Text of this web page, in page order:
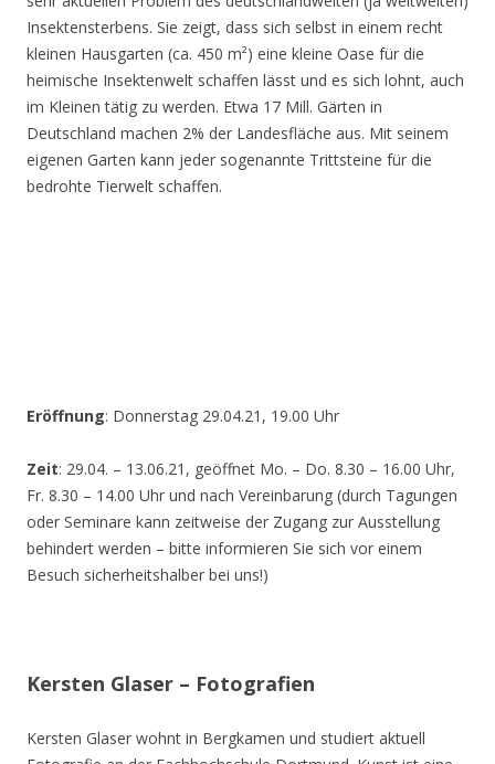
Insektensterbens. Sie zeigt, dass sich selbst in einem recht
kleinen Hausgarten (ca. 450 m²) eine kleine Oase für die
heimische Insektenwelt schaffen lässt und es sich lohnt, auch
im Kleinen tätig zu werden. Etwa 17 Mill. Gärten in
Deutschland machen 2% der Landesfläche aus. Mit seinem
eigenen Garten kann jeder sogenannte Trittsteine für die
bedrohte Tierwelt schaffen.
Eröffnung: Donnerstag 29.04.21, 19.00 Uhr
Zeit: 29.04. – 13.06.21, geöffnet Mo. – Do. 8.30 – 16.00 Uhr,
Fr. 8.30 – 14.00 Uhr und nach Vereinbarung (durch Tagungen
oder Seminare kann zeitweise der Zugang zur Ausstellung
behindert werden – bitte informieren Sie sich vor einem
Besuch sicherheitshalber bei uns!)
Kersten Glaser – Fotografien
Kersten Glaser wohnt in Bergkamen und studiert aktuell